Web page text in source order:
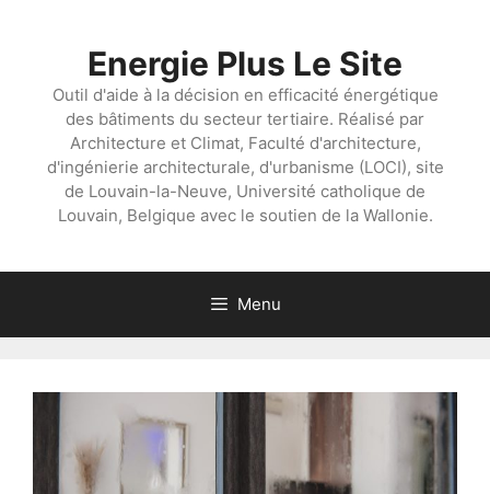
Energie Plus Le Site
Outil d'aide à la décision en efficacité énergétique
des bâtiments du secteur tertiaire. Réalisé par
Architecture et Climat, Faculté d'architecture,
d'ingénierie architecturale, d'urbanisme (LOCI), site
de Louvain-la-Neuve, Université catholique de
Louvain, Belgique avec le soutien de la Wallonie.
Menu